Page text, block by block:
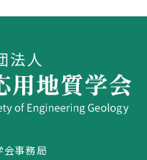
会事務局